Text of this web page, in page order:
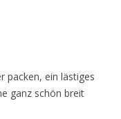
packen, ein lästiges
ganz schön breit